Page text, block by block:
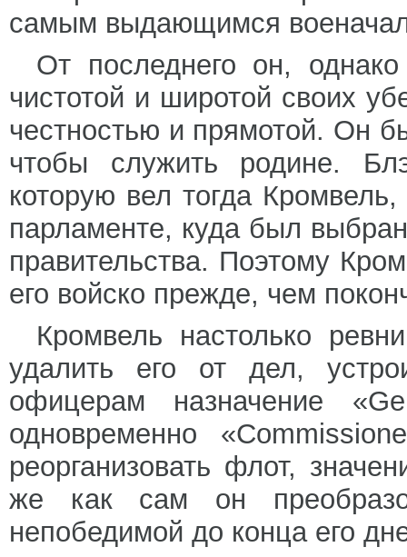
самым выдающимся
От последнего он,
чистотой и широтой своих
честностью и прямотой. Он
чтобы служить родине.
которую вел тогда
парламенте, куда был
правительства. Поэтому
его войско прежде, чем
Кромвель настолько
удалить его от дел,
офицерам назначение
одновременно
реорганизовать флот,
же как сам он
непобедимой до конца его